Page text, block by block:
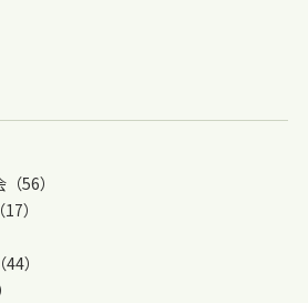
56）
）
）